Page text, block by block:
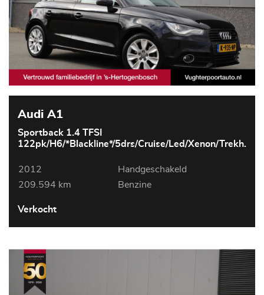
Audi A1
Sportback 1.4 TFSI
122pk/H6/*Blackline*/5drs/Cruise/Led/Xenon/Trekh.
2012
Handgeschakeld
209.594 km
Benzine
Verkocht